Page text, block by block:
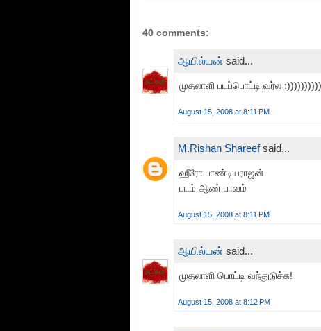
40 comments:
ஆயில்யன் said...
முதலாளி படப்பொட்டி வர்ல
August 15, 2008 at 8:11 PM
M.Rishan Shareefsaid...
ஹீரோ பாண்டியராஜன்.
படம் ஆண் பாவம்
August 15, 2008 at 8:11 PM
ஆயில்யன் said...
முதலாளி பொட்டி வந்துடுச்சு!
August 15, 2008 at 8:12 PM